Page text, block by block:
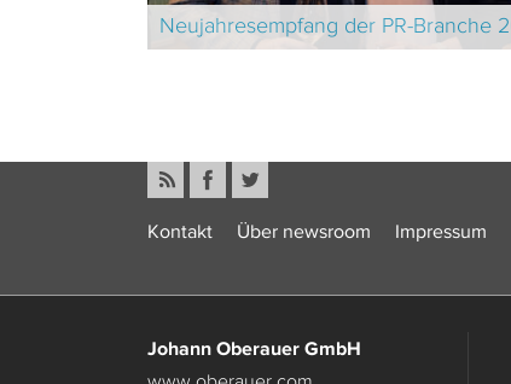
Kontakt Über newsroom Impressum
Johann Oberauer GmbH